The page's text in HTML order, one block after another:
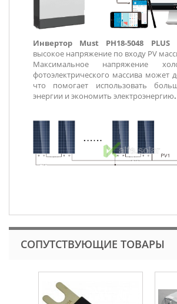
Инвертор Must PH18-5048
высокое напряжение по входу PV
Максимальное напряжение
фотоэлектрического массива может
что помогает использовать
энергии и экономить электроэнергию.
СОПУТСТВУЮЩИЕ ТОВАРЫ